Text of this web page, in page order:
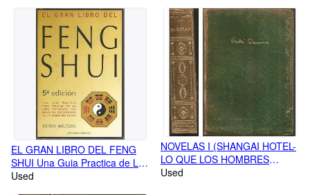
GRANDES ALMACENES-
MARION-EL LAGO DE LAS
DAMAS-EL SOL JUEGA CON
LA LLUVIA-UN ALTO ENEL
BAILE) 1ªEDICION
correctas - Nueva traducción
directa del italiano-
Ilustraciones láminas fuera de
texto - Completamente
anotada y prólogo biográfico
crítico
EL GRAN LIBRO DEL FENG
SHUI Una Guia Practica de La
Geomancia China y La
Used
NOVELAS I (SHANGAI HOTEL-
LO QUE LOS HOMBRES
NUNCA SABEN-EL ETERNO
Used